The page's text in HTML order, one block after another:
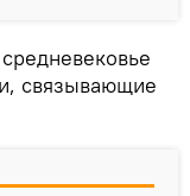
связывающие